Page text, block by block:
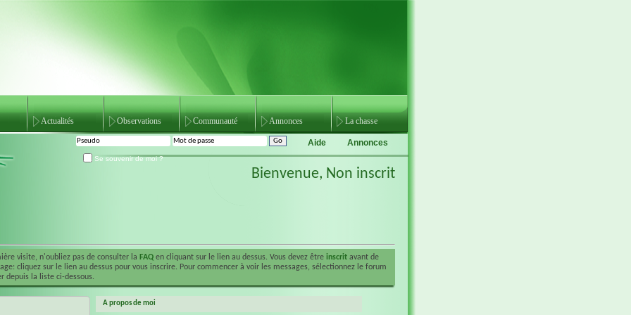
Actualités Observations Communauté Annonces La chasse
Annonces
Aide
Se souvenir de moi ?
Bienvenue, Non inscrit
visite, n'oubliez pas de consulter la FAQ en cliquant sur le lien au dessus. Vous devez être inscrit avant de
cliquez sur le lien au dessus pour vous inscrire. Pour commencer à voir les messages, sélectionnez le forum
depuis la liste ci-dessous.
A propos de moi